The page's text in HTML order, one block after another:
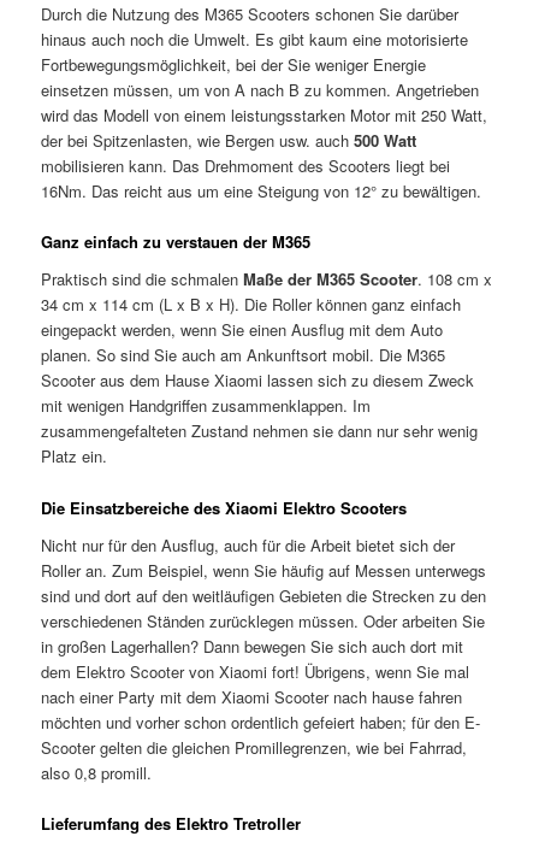
Durch die Nutzung des M365 Scooters schonen Sie darüber
hinaus auch noch die Umwelt. Es gibt kaum eine motorisierte
Fortbewegungsmöglichkeit, bei der Sie weniger Energie
einsetzen müssen, um von A nach B zu kommen. Angetrieben
wird das Modell von einem leistungsstarken Motor mit 250 Watt,
der bei Spitzenlasten, wie Bergen usw. auch500 Watt
mobilisieren kann. Das Drehmoment des Scooters liegt bei
16Nm. Das reicht aus um eine Steigung von 12° zu bewältigen.
Ganz einfach zu verstauen der M365
Praktisch sind die schmalenMaße der M365 Scooter. 108 cm x
34 cm x 114 cm (L x B x H). Die Roller können ganz einfach
eingepackt werden, wenn Sie einen Ausflug mit dem Auto
planen. So sind Sie auch am Ankunftsort mobil. Die M365
Scooter aus dem Hause Xiaomi lassen sich zu diesem Zweck
mit wenigen Handgriffen zusammenklappen. Im
zusammengefalteten Zustand nehmen sie dann nur sehr wenig
Platz ein.
Die Einsatzbereiche des Xiaomi Elektro Scooters
Nicht nur für den Ausflug, auch für die Arbeit bietet sich der
Roller an. Zum Beispiel, wenn Sie häufig auf Messen unterwegs
sind und dort auf den weitläufigen Gebieten die Strecken zu den
verschiedenen Ständen zurücklegen müssen. Oder arbeiten Sie
in großen Lagerhallen? Dann bewegen Sie sich auch dort mit
dem Elektro Scooter von Xiaomi fort! Übrigens, wenn Sie mal
nach einer Party mit dem Xiaomi Scooter nach hause fahren
möchten und vorher schon ordentlich gefeiert haben; für den E-
Scooter gelten die gleichen Promillegrenzen, wie bei Fahrrad,
also 0,8 promill.
Lieferumfang des Elektro Tretroller